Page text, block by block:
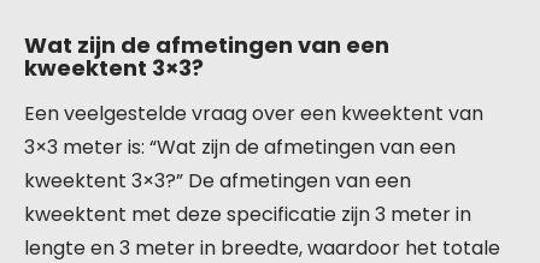
Wat zijn de afmetingen van een
kweektent 3×3?
Een veelgestelde vraag over een kweektent van
3×3 meter is: “Wat zijn de afmetingen van een
kweektent 3×3?” De afmetingen van een
kweektent met deze specificatie zijn 3 meter in
lengte en 3 meter in breedte, waardoor het totale